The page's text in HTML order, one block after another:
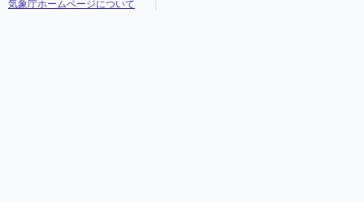
気象庁ホームページについて